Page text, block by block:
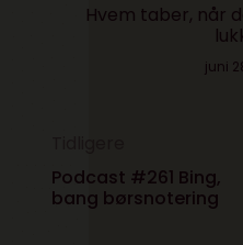
Hvem taber, når
juni
Podcast #261 Bing,
bang børsnotering